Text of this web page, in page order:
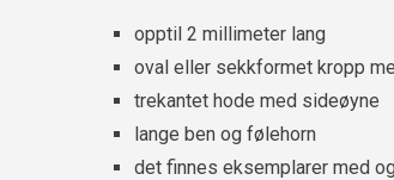
opptil 2 millimeter lang
oval eller sekkformet kropp
trekantet hode med sideøyne
lange ben og følehorn
det finnes eksemplarer med